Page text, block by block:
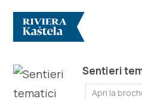
MAPPE
Sentieri
Apri la